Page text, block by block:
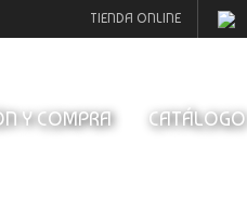
TIENDA ONLINE
Y COMPRA
CATÁLOGO